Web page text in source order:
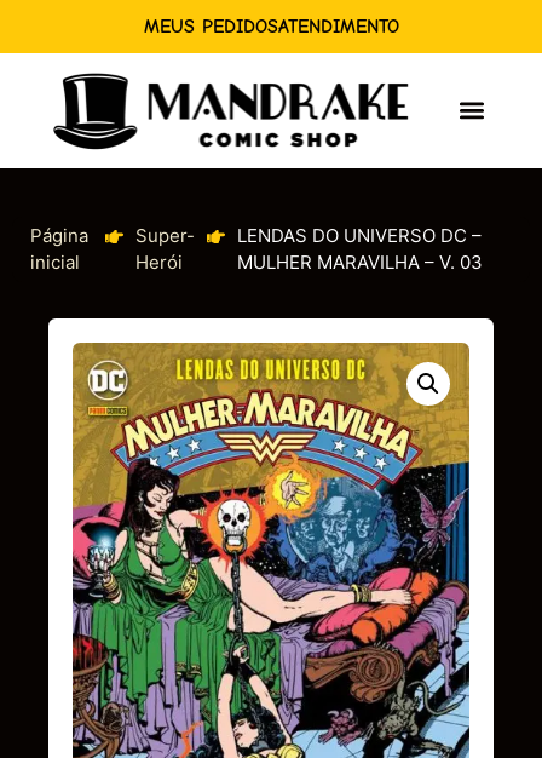
MEUS PEDIDOSATENDIMENTO
Página
inicial
Super-
Herói
LENDAS DO UNIVERSO DC –
MULHER MARAVILHA – V. 03